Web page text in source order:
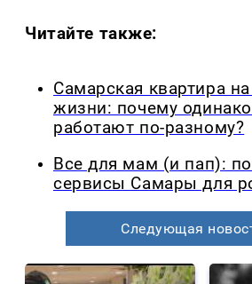
Читайте также:
Самарская квартира
жизни: почему
работают по-разному?
Все для мам (и пап):
сервисы Самары для
Следующая